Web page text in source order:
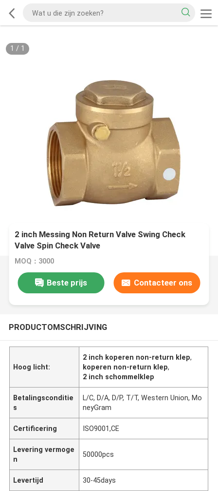
1 / 1
2 inch Messing Non Return Valve Swing Check
Valve Spin Check Valve
MOQ：3000
Beste prijs Contacteer ons
PRODUCTOMSCHRIJVING
Hoog licht:
2 inch koperen non-return klep,
koperen non-return klep,
2 inch schommelklep
Betalingsconditie
s
L/C, D/A, D/P, T/T, Western Union, Mo
neyGram
Certificering ISO9001,CE
Levering vermoge
n
50000pcs
Levertijd 30-45days